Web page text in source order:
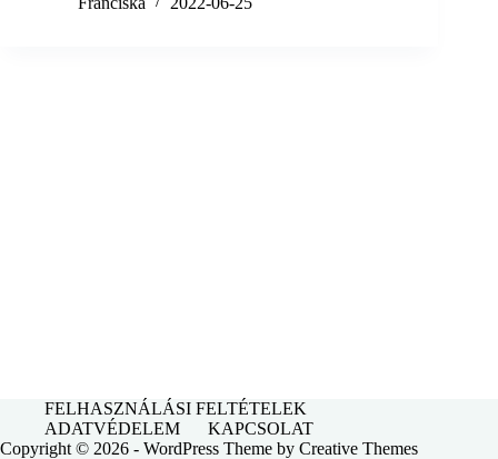
FELHASZNÁLÁSI FELTÉTELEK
ADATVÉDELEM
KAPCSOLAT
Copyright © 2026 - WordPress Theme by Creative Themes